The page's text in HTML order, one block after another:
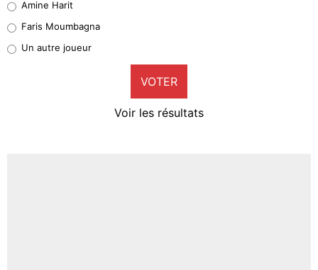
1%
9%
Amine Harit
Faris Moumbagna
Un autre joueur
VOTER
Voir les résultats